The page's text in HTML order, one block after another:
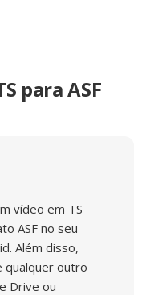
para ASF
vídeo em TS
ASF no seu
Além disso,
qualquer outro
Drive ou